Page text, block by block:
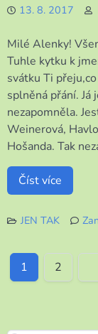
13. 8. 2017
Milé Alenky!
Tuhle kytku k
svátku Ti
splněná přání. Já
nezapomněla.
Weinerová,
Hošanda. Tak
Číst více
JEN TAK
1 2